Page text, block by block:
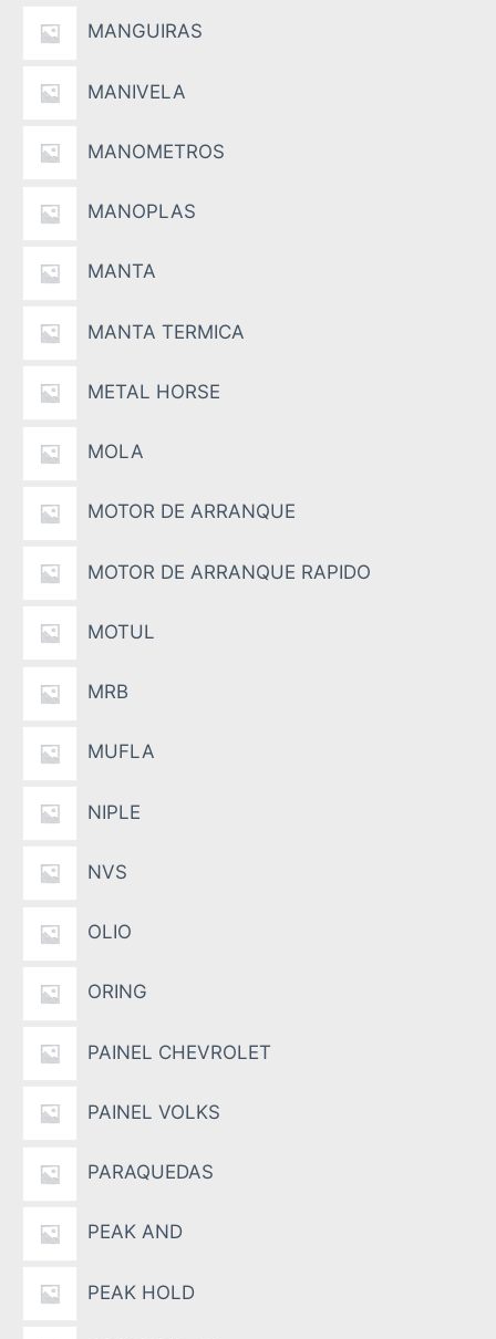
MANGUIRAS
MANIVELA
MANOMETROS
MANOPLAS
MANTA
MANTA TERMICA
METAL HORSE
MOLA
MOTOR DE ARRANQUE
MOTOR DE ARRANQUE RAPIDO
MOTUL
MRB
MUFLA
NIPLE
NVS
OLIO
ORING
PAINEL CHEVROLET
PAINEL VOLKS
PARAQUEDAS
PEAK AND
PEAK HOLD